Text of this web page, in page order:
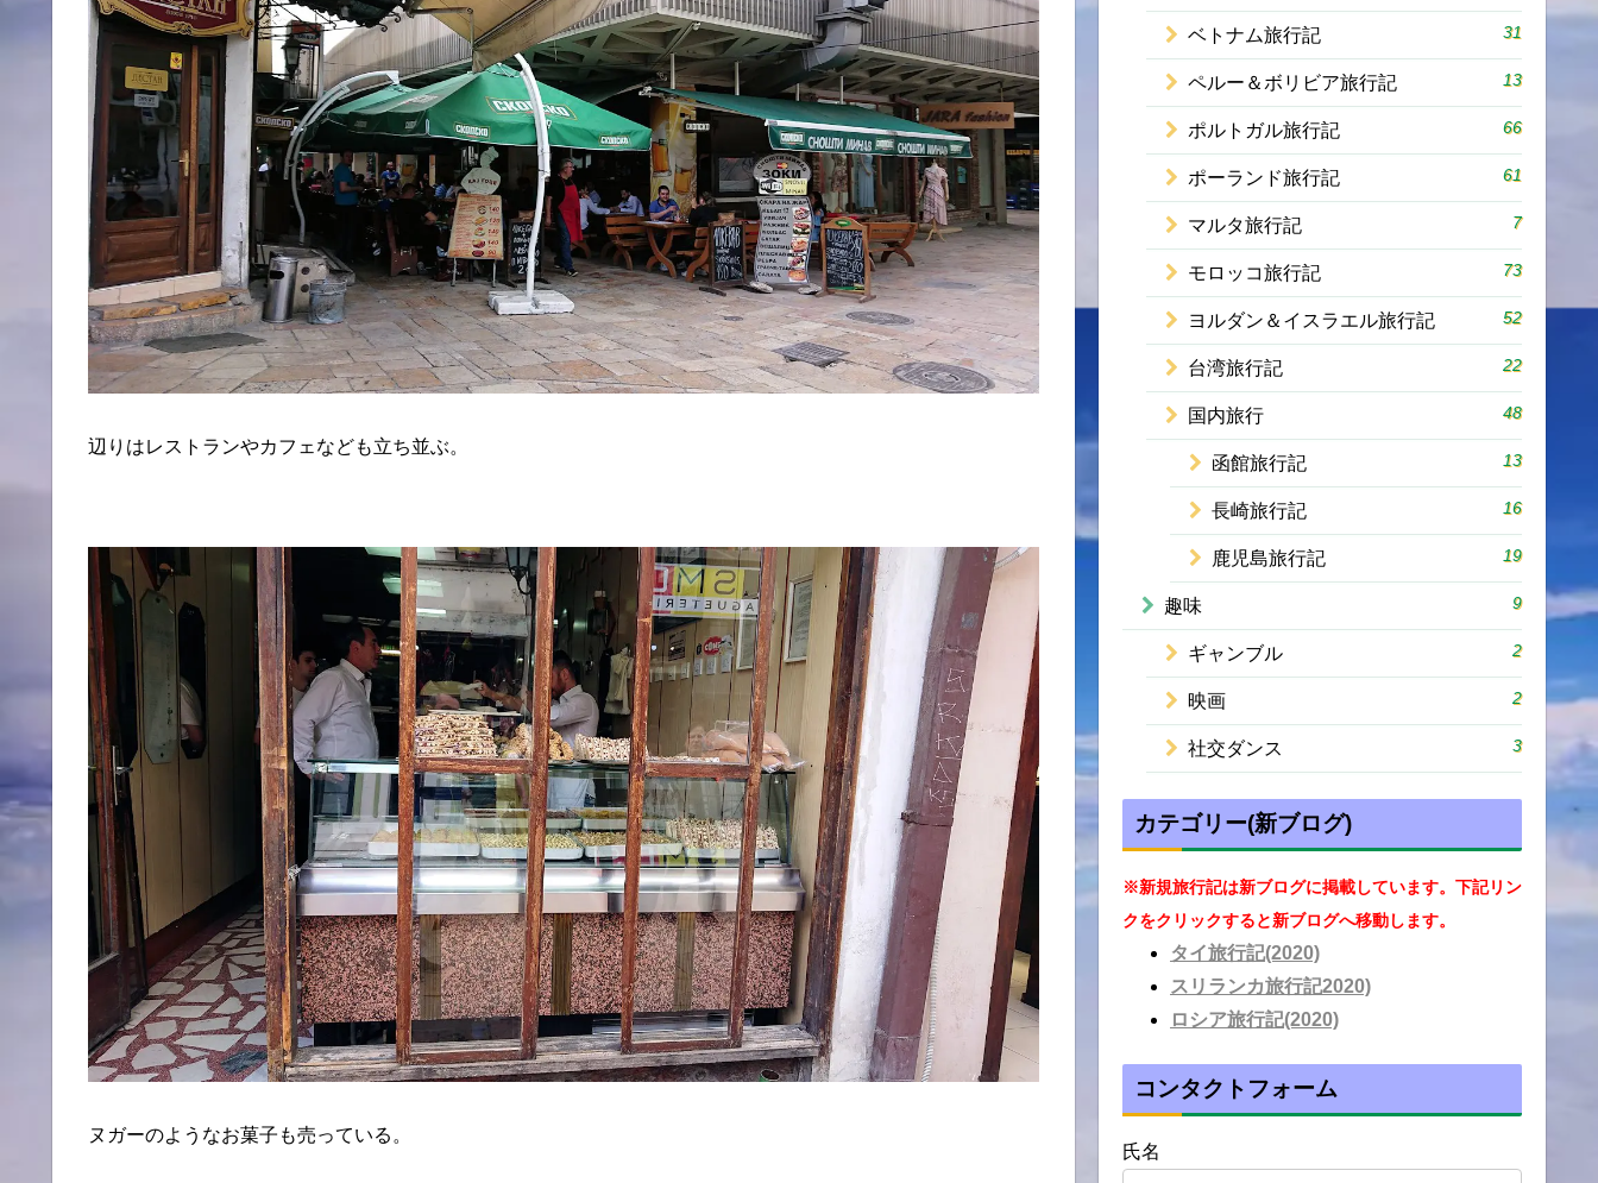
辺りはレストランやカフェなども立ち並ぶ。
ヌガーのようなお菓子も売っている。
ベトナム旅行記 31
ペルー＆ボリビア旅行記 13
ポルトガル旅行記 66
ポーランド旅行記 61
マルタ旅行記 7
モロッコ旅行記 73
ヨルダン＆イスラエル旅行記 52
台湾旅行記 22
国内旅行 48
函館旅行記 13
長崎旅行記 16
鹿児島旅行記 19
趣味 9
ギャンブル 2
映画 2
社交ダンス 3
カテゴリー(新ブログ)
※新規旅行記は新ブログに掲載しています。下記リン
クをクリックすると新ブログへ移動します。
タイ旅行記(2020)
スリランカ旅行記2020)
ロシア旅行記(2020)
コンタクトフォーム
氏名